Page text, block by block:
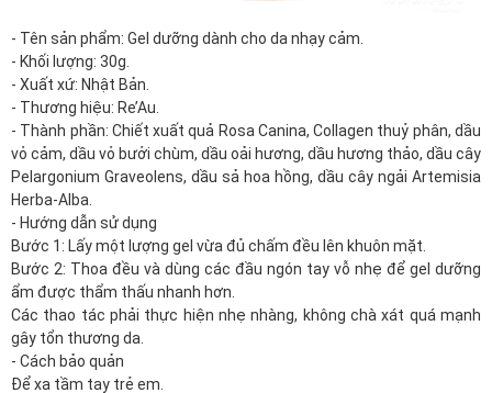
- Tên sản phẩm: Gel dưỡng dành cho da nhạy cảm.
- Khối lượng: 30g.
- Xuất xứ: Nhật Bản
- Thương hiệu: Re’Au.
- Thành phần: Chiết xuất quả Rosa Canina, Collagen thuỷ phân, dầu
vỏ cảm, dầu vỏ bưởi chùm, dầu oải hương, dầu hương thảo, dầu cây
Pelargonium Graveolens, dầu sả hoa hồng, dầu cây ngải Artemisia
Herba-Alba.
- Hướng dẫn sử dụng
Bước 1: Lấy một lượng gel vừa đủ chấm đều lên khuôn mặt.
Bước 2: Thoa đều và dùng các đầu ngón tay vỗ nhẹ để gel dưỡng
ẩm được thẩm thấu nhanh hơn.
Các thao tác phải thực hiện nhẹ nhàng, không chà xát quá mạnh
gây tổn thương da.
- Cách bảo quản
Để xa tầm tay trẻ em.